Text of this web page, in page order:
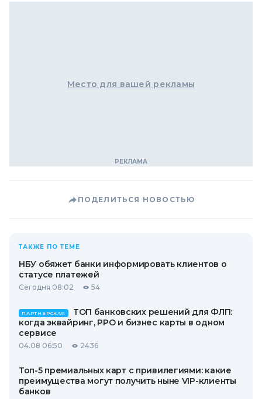
Место для вашей рекламы
ПОДЕЛИТЬСЯ НОВОСТЬЮ
ТАКЖЕ ПО ТЕМЕ
НБУ обяжет банки информировать клиентов о
статусе платежей
Сегодня 08:02 54
ПАРТНЕРСКАЯ
ТОП банковских решений для ФЛП:
когда эквайринг, РРО и бизнес карты в одном
сервисе
04.08 06:50 2436
Топ-5 премиальных карт с привилегиями: какие
преимущества могут получить ныне VIP-клиенты
банков